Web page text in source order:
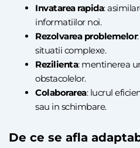
Invatarea rapida:
informatiilor noi.
Rezolvarea problemelor
situatii complexe.
Rezilienta: mentinerea
obstacolelor.
Colaborarea: lucrul
sau in schimbare.
De ce se afla